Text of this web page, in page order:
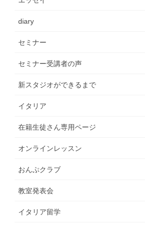
diary
セミナー
セミナー受講者の声
新スタジオができるまで
イタリア
在籍生徒さん専用ページ
オンラインレッスン
おんぷクラブ
教室発表会
イタリア留学